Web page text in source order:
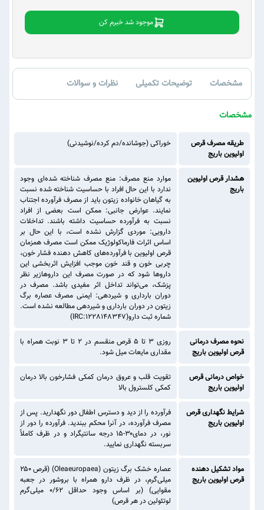
موجود شد خبرم کن
مشخصات توضیحات تکمیلی نظرات و سوالات
مشخصات
طریقه مصرف قرص
اولیوین باریج
خوراکی (جوشانده/دم کرده/نوشیدنی)
هشدار قرص اولیوین
باریج
موارد منع مصرف: منع مصرف شناخته شده‌ای وجود
ندارد با این حال افراد با حساسیت شناخته شده نسبت
به گیاهان خانواده زیتون باید از مصرف فرآورده اجتناب
نمایند. عوارض جانبی: ممکن است بعضی از افراد
نسبت به فرآورده حساسیت داشته باشند. تداخلات
دارویی: موردی گزارش نشده است، با این حال بر
اساس اثرات فارماکولوژیک ممکن است مصرف همزمان
قرص اولیوین با فرآورده‌های کاهش دهنده فشار خون،
چربی خون و قند خون موجب افزایش اثربخشی این
داروها شود که در صورت مصرف این داروهازیر نظر
پزشک، می‌تواند تداخل اثر مفیدی باشد. مصرف در
دوران بارداری و شیردهی: ایمنی مصرف عصاره برگ
زیتون در دوران بارداری و شیردهی مطالعه نشده است.
شماره ثبت دارو(IRC:1228148347)
نحوه مصرف درمانی
قرص اولیوین باریج
روزی ۳ تا ۵ قرص منقسم در ۲ تا ۳ نوبت همراه با
مقداری مایعات میل شود.
خواص درمانی قرص
اولیوین باریج
تقویت قلب و عروق درمان کمکی فشارخون بالا درمان
کمکی کلسترول بالا
شرایط نگهداری قرص
اولیوین باریج
فرآورده را از دید و دسترس اطفال دور نگهدارید. پس از
مصرف فرآورده، در آنرا محکم ببندید. فرآورده را دور از
نور، در دمای۳۰-۱۵ درجه سانتیگراد و در ظرف کاملاً
سربسته نگهداری نمایید.
مواد تشکیل دهنده
قرص اولیوین باریج
عصاره خشک برگ زیتون (Oleaeuropaea) (قرص ۲۵۰
میلی‌گرم، در ظرف دارو همراه با بروشور در جعبه
مقوایی) (بر اساس وجود حداقل ۰/۶۲ میلی‌گرم
لوتئولین در هر قرص)